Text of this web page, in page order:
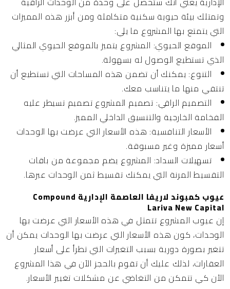
وتمتلك بيئة حيوية سكنية متكاملة ومن أبزر هذه المميزات
التي يتمتع بها المشروع ما يلي:
الموقع الحيوي: المشروع يتميز بالموقع الحيوي المثالي
الذي تستطيع الوصول له بسهولة.
التنوع: يمكنك أن تضمن هذه المساحات التي تستطيع أن
تنتقي منها ما يتناسب معك.
التصميم الراقي: تصميم المشروع تصميم تسيطر عليه
الفخامة الخارجية والتنسيق الداخلي المميز.
الأسعار التنافسية: هذه الأسعار التي عرضت بها الوحدات
أسعار مميزة وغير مسبوقة.
تسهيلات السداد: المشروع يضم مجموعة من باقات
التقسيط المرنة التي يمكنك تقسيط ثمن الوحدات عبرها.
عيوب كمبوند لاريفا العاصمة الإدارية Compound
Lariva New Capital
إن عيوب المشروع تتمثل في هذه الأسعار التي عرضت بها
الوحدات، كون هذه الأسعار التي عرضت بها الوحدات يمكن أن
تتغير بصورة دورية بسبب التغيرات التي تطرأ على أسعار
العقارات، لذلك عليك أن تقوم بالحجز الآن في هذا المشروع
الآن كي تتمكن من التغاضي عن مشكلات تغيير الأسعار.